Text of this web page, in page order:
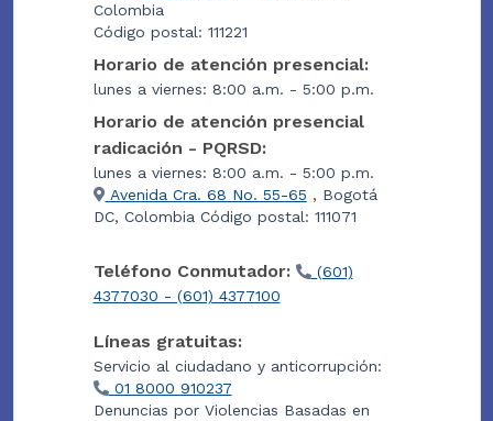
Colombia
Código postal: 111221
Horario de atención presencial:
lunes a viernes: 8:00 a.m. - 5:00 p.m.
Horario de atención presencial
radicación - PQRSD:
lunes a viernes: 8:00 a.m. - 5:00 p.m.
Avenida Cra. 68 No. 55-65 , Bogotá
DC, Colombia Código postal: 111071
Teléfono Conmutador:
(601)
4377030 - (601) 4377100
Líneas gratuitas:
Servicio al ciudadano y anticorrupción:
01 8000 910237
Denuncias por Violencias Basadas en